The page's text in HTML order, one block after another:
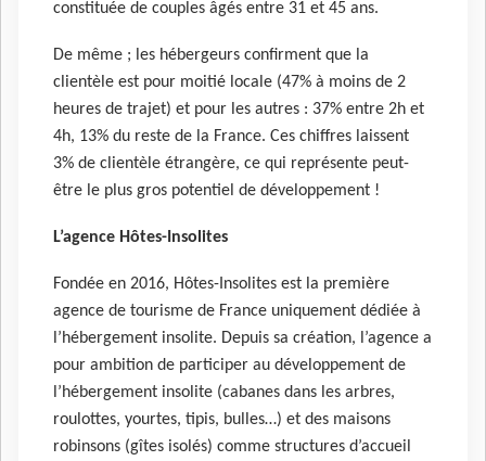
constituée de couples âgés entre 31 et 45 ans.
De même ; les hébergeurs confirment que la
clientèle est pour moitié locale (47% à moins de 2
heures de trajet) et pour les autres : 37% entre 2h et
4h, 13% du reste de la France. Ces chiffres laissent
3% de clientèle étrangère, ce qui représente peut-
être le plus gros potentiel de développement !
L’agence Hôtes-Insolites
Fondée en 2016, Hôtes-Insolites est la première
agence de tourisme de France uniquement dédiée à
l’hébergement insolite. Depuis sa création, l’agence a
pour ambition de participer au développement de
l’hébergement insolite (cabanes dans les arbres,
roulottes, yourtes, tipis, bulles…) et des maisons
robinsons (gîtes isolés) comme structures d’accueil